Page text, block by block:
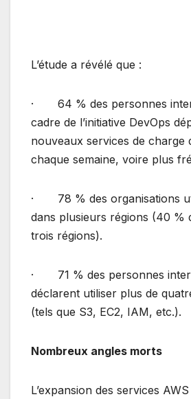
L’étude a révélé que :
· 64 % des personnes
cadre de l’initiative DevOps
nouveaux services de charge
chaque semaine, voire plus
· 78 % des organisations
dans plusieurs régions (40 %
trois régions).
· 71 % des personnes
déclarent utiliser plus de
(tels que S3, EC2, IAM, etc.).
Nombreux angles morts
L’expansion des services